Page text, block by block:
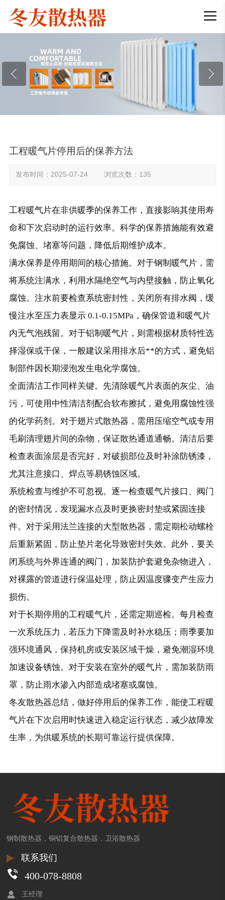

工程暖气片停用后的保养方法
发布时间：2025-07-24 浏览次数：135
工程暖气片在非供暖季的保养工作，直接影响其使用寿
命和下次启动时的运行效率。科学的保养措施能有效避
免腐蚀、堵塞等问题，降低后期维护成本。
满水保养是停用期间的核心措施。对于钢制暖气片，需
将系统注满水，利用水隔绝空气与内壁接触，防止氧化
腐蚀。注水前要检查系统密封性，关闭所有排水阀，缓
慢注水至压力表显示 0.1-0.15MPa，确保管道和暖气片
内无气泡残留。对于铝制暖气片，则需根据材质特性选
择湿保或干保，一般建议采用排水后**的方式，避免铝
制部件因长期浸泡发生电化学腐蚀。
全面清洁工作同样关键。先清除暖气片表面的灰尘、油
污，可使用中性清洁剂配合软布擦拭，避免用腐蚀性强
的化学药剂。对于翅片式散热器，需用压缩空气或专用
毛刷清理翅片间的杂物，保证散热通道通畅。清洁后要
检查表面涂层是否完好，对破损部位及时补涂防锈漆，
尤其注意接口、焊点等易锈蚀区域。
系统检查与维护不可忽视。逐一检查暖气片接口、阀门
的密封情况，发现漏水点及时更换密封垫或紧固连接
件。对于采用法兰连接的大型散热器，需定期松动螺栓
后重新紧固，防止垫片老化导致密封失效。此外，要关
闭系统与外界连通的阀门，加装防护套避免杂物进入，
对裸露的管道进行保温处理，防止因温度骤变产生应力
损伤。
对于长期停用的工程暖气片，还需定期巡检。每月检查
一次系统压力，若压力下降需及时补水稳压；雨季要加
强环境通风，保持机房或安装区域干燥，避免潮湿环境
加速设备锈蚀。对于安装在室外的暖气片，需加装防雨
罩，防止雨水渗入内部造成堵塞或腐蚀。
冬友散热器总结，做好停用后的保养工作，能使工程暖
气片在下次启用时快速进入稳定运行状态，减少故障发
生率，为供暖系统的长期可靠运行提供保障。
钢制散热器，铜铝复合散热器，卫浴散热器
▶联系我们
400-078-8808
王经理